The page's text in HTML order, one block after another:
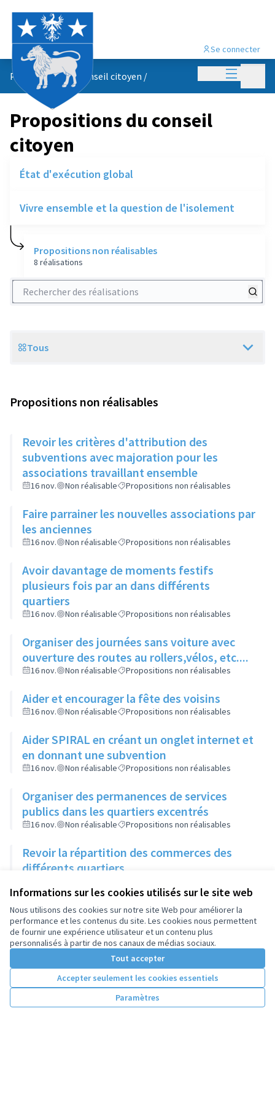
Informations sur les cookies utilisés sur le site web
Nous utilisons des cookies sur notre site Web pour améliorer la
performance et les contenus du site. Les cookies nous permettent
de fournir une expérience utilisateur et un contenu plus
personnalisés à partir de nos canaux de médias sociaux.
Tout accepter
Accepter seulement les cookies essentiels
Paramètres
Menu
Se connecter
Propositions du conseil citoyen /
Propositions du conseil
citoyen
État d'exécution global
Vivre ensemble et la question de l'isolement
Propositions non réalisables
8 réalisations
Rechercher des réalisations
Scope
Tous
Propositions non réalisables
Revoir les critères d'attribution des
subventions avec majoration pour les
associations travaillant ensemble
16 nov. Non réalisable Propositions non réalisables
Faire parrainer les nouvelles associations par
les anciennes
16 nov. Non réalisable Propositions non réalisables
Avoir davantage de moments festifs
plusieurs fois par an dans différents
quartiers
16 nov. Non réalisable Propositions non réalisables
Organiser des journées sans voiture avec
ouverture des routes au rollers,vélos, etc....
16 nov. Non réalisable Propositions non réalisables
Aider et encourager la fête des voisins
16 nov. Non réalisable Propositions non réalisables
Aider SPIRAL en créant un onglet internet et
en donnant une subvention
16 nov. Non réalisable Propositions non réalisables
Organiser des permanences de services
publics dans les quartiers excentrés
16 nov. Non réalisable Propositions non réalisables
Revoir la répartition des commerces des
différents quartiers